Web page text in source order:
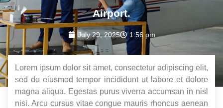
Airport.
July 29, 2025 1:56 pm
Lorem ipsum dolor sit amet, consectetur adipiscing elit,
sed do eiusmod tempor incididunt ut labore et dolore
magna aliqua. Egestas purus viverra accumsan in nisl
nisi. Arcu cursus vitae congue mauris rhoncus aenean